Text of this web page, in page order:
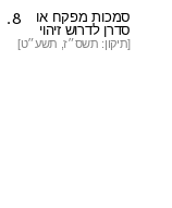
8.
סמכות מפקח או
סדרן לדרוש זיהוי
[תיקון: תשס״ז, תשע״ט]